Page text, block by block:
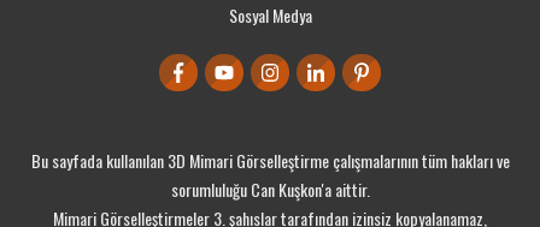
ÜCRETSIZ EĞITIM SETLERI
Sosyal Medya
Bu sayfada kullanılan 3D Mimari Görselleştirme çalışmalarının tüm hakları ve
sorumluluğu Can Kuşkon'a aittir.
Mimari Görselleştirmeler 3. şahıslar tarafından izinsiz kopyalanamaz,